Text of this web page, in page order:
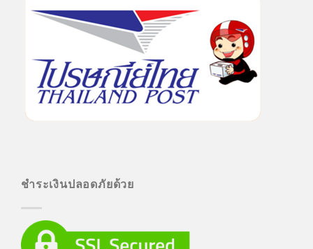
ชำระเงินปลอดภัยด้วย